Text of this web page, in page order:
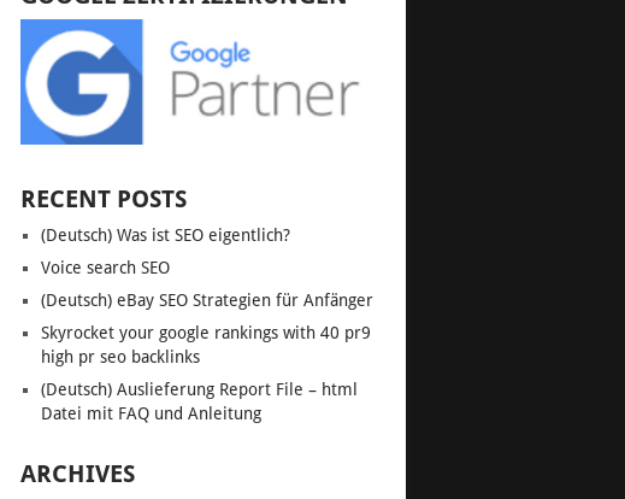
RECENT POSTS
(Deutsch) Was ist SEO eigentlich?
Voice search SEO
(Deutsch) eBay SEO Strategien für Anfänger
Skyrocket your google rankings with 40 pr9
high pr seo backlinks
(Deutsch) Auslieferung Report File – html
Datei mit FAQ und Anleitung
ARCHIVES